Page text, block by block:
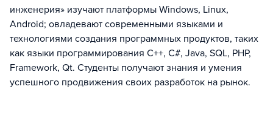
инженерия» изучают платформы Windows, Linux,
Android; овладевают современными языками и
технологиями создания программных продуктов, таких
как языки программирования C++, C#, Java, SQL, PHP,
Framework, Qt. Студенты получают знания и умения
успешного продвижения своих разработок на рынок.